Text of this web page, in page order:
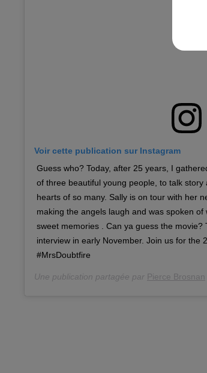
Voir cette publication sur Instagram
Guess who? Today, after 25 years, I
of three beautiful young people, to talk
hearts of so many. Sally is on tour with her
making the angels laugh and was spoken
sweet memories . Can ya guess the movie?
interview in early November. Join us for the
#MrsDoubtfire
Une publication partagée par Pierce Brosnan